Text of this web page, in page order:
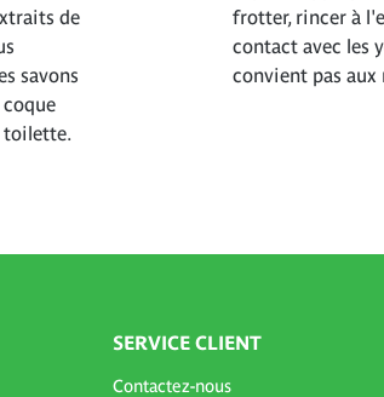
de
savons
toilette.
frotter, rincer à
contact avec les
convient pas aux
SERVICE CLIENT
Contactez-nous